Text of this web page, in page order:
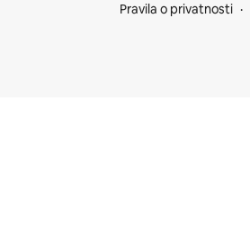
Pravila o privatnosti